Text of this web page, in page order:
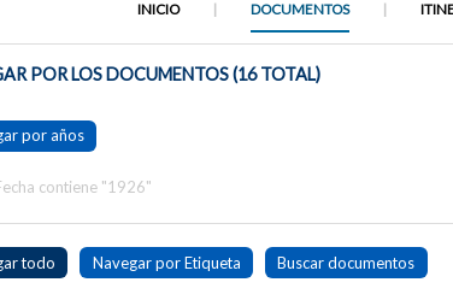
INICIO DOCUMENTOS
POR LOS DOCUMENTOS (16 TOTAL)
por años
contiene "1926"
todo Navegar por Etiqueta Buscar documentos